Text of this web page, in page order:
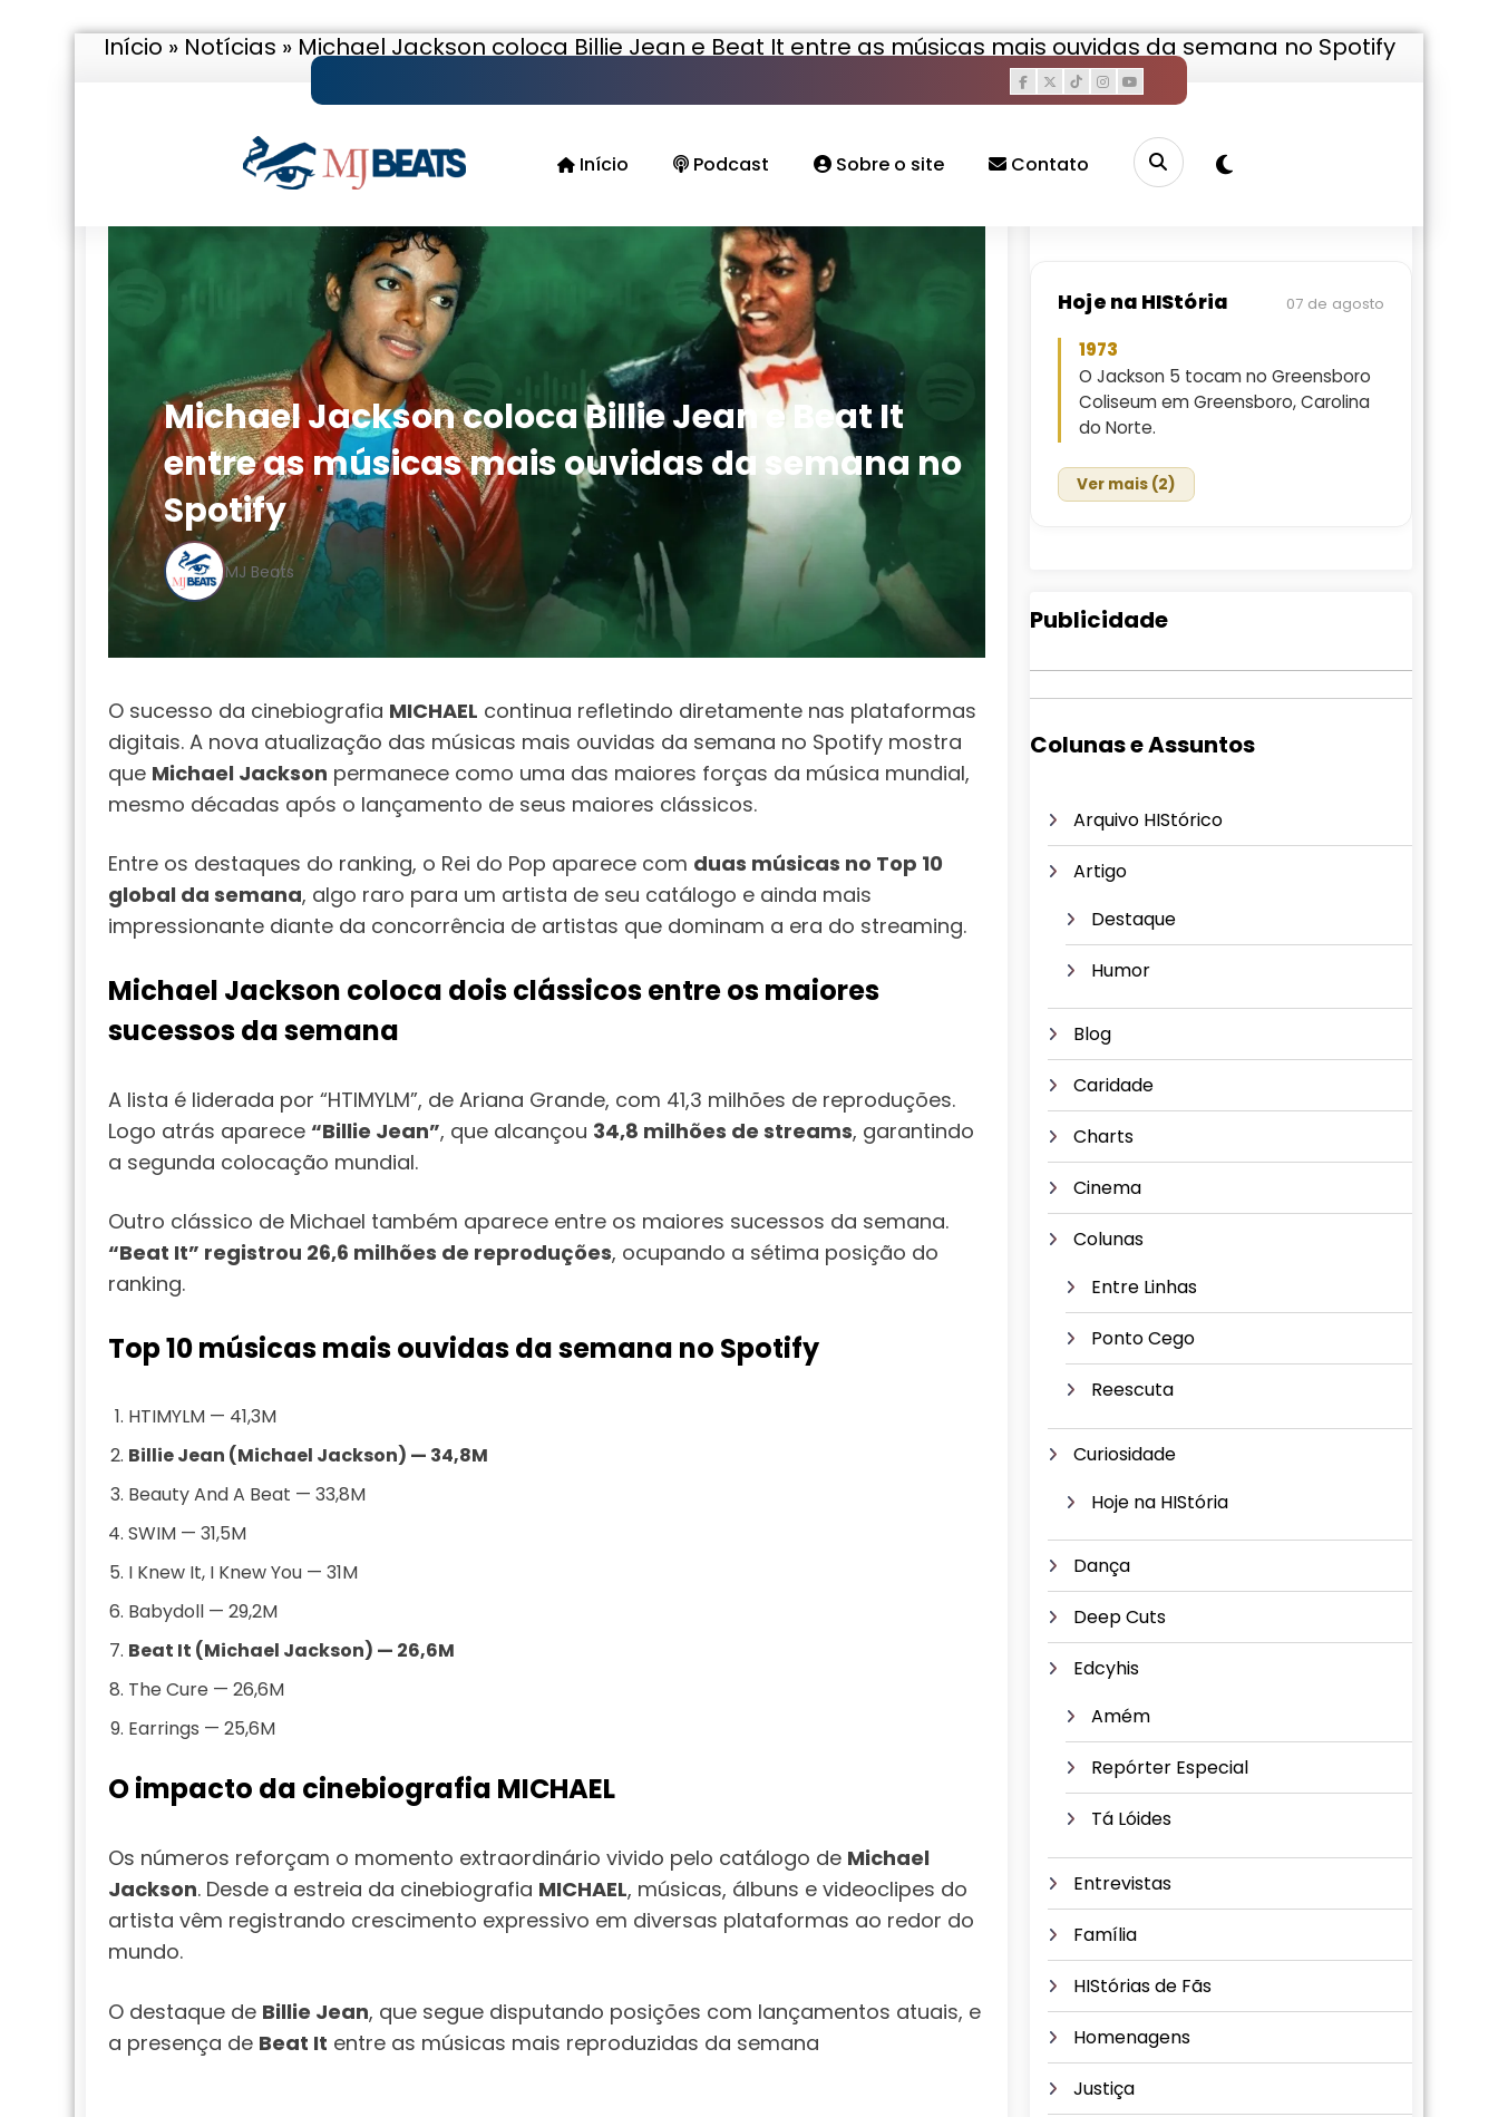
Pular
Início
Podcast Sobre o site Contato
Início » Notícias » Michael Jackson coloca Billie Jean e Beat It entre as músicas mais ouvidas da semana no Spotify
Michael Jackson coloca Billie Jean e Beat It
entre as músicas mais ouvidas da semana no
Spotify
MJ Beats
O sucesso da cinebiografia MICHAEL continua refletindo diretamente nas plataformas
digitais. A nova atualização das músicas mais ouvidas da semana no Spotify mostra
que Michael Jackson permanece como uma das maiores forças da música mundial,
mesmo décadas após o lançamento de seus maiores clássicos.
Entre os destaques do ranking, o Rei do Pop aparece com duas músicas no Top 10
global da semana, algo raro para um artista de seu catálogo e ainda mais
impressionante diante da concorrência de artistas que dominam a era do streaming.
Michael Jackson coloca dois clássicos entre os maiores
sucessos da semana
A lista é liderada por “HTIMYLM”, de Ariana Grande, com 41,3 milhões de reproduções.
Logo atrás aparece “Billie Jean”, que alcançou 34,8 milhões de streams, garantindo
a segunda colocação mundial.
Outro clássico de Michael também aparece entre os maiores sucessos da semana.
“Beat It” registrou 26,6 milhões de reproduções, ocupando a sétima posição do
ranking.
Top 10 músicas mais ouvidas da semana no Spotify
HTIMYLM — 41,3M
Billie Jean (Michael Jackson) — 34,8M
Beauty And A Beat — 33,8M
SWIM — 31,5M
I Knew It, I Knew You — 31M
Babydoll — 29,2M
Beat It (Michael Jackson) — 26,6M
The Cure — 26,6M
Earrings — 25,6M
O impacto da cinebiografia MICHAEL
Os números reforçam o momento extraordinário vivido pelo catálogo de Michael
Jackson. Desde a estreia da cinebiografia MICHAEL, músicas, álbuns e videoclipes do
artista vêm registrando crescimento expressivo em diversas plataformas ao redor do
mundo.
O destaque de Billie Jean, que segue disputando posições com lançamentos atuais, e
a presença de Beat It entre as músicas mais reproduzidas da semana
Hoje na HIStória 07 de agosto
1973
O Jackson 5 tocam no Greensboro
Coliseum em Greensboro, Carolina
do Norte.
Ver mais (2)
Publicidade
Colunas e Assuntos
Arquivo HIStórico
Artigo
Destaque
Humor
Blog
Caridade
Charts
Cinema
Colunas
Entre Linhas
Ponto Cego
Reescuta
Curiosidade
Hoje na HIStória
Dança
Deep Cuts
Edcyhis
Amém
Repórter Especial
Tá Lóides
Entrevistas
Família
HIStórias de Fãs
Homenagens
Justiça